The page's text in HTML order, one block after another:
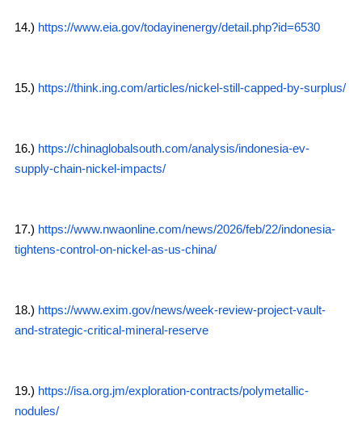
14.) https://www.eia.gov/todayinenergy/detail.php?id=6530
15.) https://think.ing.com/articles/nickel-still-capped-by-surplus/
16.) https://chinaglobalsouth.com/analysis/indonesia-ev-
supply-chain-nickel-impacts/
17.) https://www.nwaonline.com/news/2026/feb/22/indonesia-
tightens-control-on-nickel-as-us-china/
18.) https://www.exim.gov/news/week-review-project-vault-
and-strategic-critical-mineral-reserve
19.) https://isa.org.jm/exploration-contracts/polymetallic-
nodules/